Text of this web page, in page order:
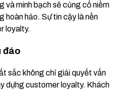
và minh bạch sẽ củng cố niềm
hoàn hảo. Sự tin cậy là nền
loyalty.
đáo
sắc không chỉ giải quyết vấn
dựng customer loyalty. Khách